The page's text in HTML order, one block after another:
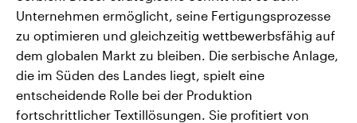
Unternehmen ermöglicht, seine Fertigungsprozesse
zu optimieren und gleichzeitig wettbewerbsfähig auf
dem globalen Markt zu bleiben. Die serbische Anlage,
die im Süden des Landes liegt, spielt eine
entscheidende Rolle bei der Produktion
fortschrittlicher Textillösungen. Sie profitiert von